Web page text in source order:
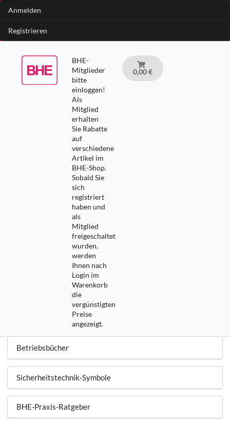
Anmelden
Registrieren
BHE-
Mitglieder
bitte
einloggen!
Als
Mitglied
erhalten
Sie Rabatte
auf
verschiedene
Artikel im
BHE-Shop.
Sobald Sie
sich
registriert
haben und
als
Mitglied
freigeschaltet
wurden,
werden
Ihnen nach
Login im
Warenkorb
die
vergünstigten
Preise
angezeigt.
0,00 €
Betriebsbücher
Sicherheitstechnik-Symbole
BHE-Praxis-Ratgeber